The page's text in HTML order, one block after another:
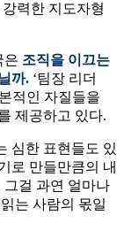
력한 지도자형
은 조직을 이끄는
까. ‘팀장 리더
적인 자질들을
제공하고 있다.
심한 표현들도 있
로 만들만큼의 내
그걸 과연 얼마나
는 사람의 몫일